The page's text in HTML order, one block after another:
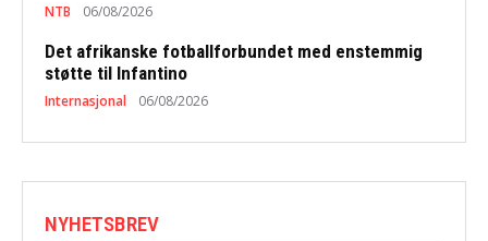
NTB 06/08/2026
Det afrikanske fotballforbundet med enstemmig
støtte til Infantino
Internasjonal 06/08/2026
NYHETSBREV